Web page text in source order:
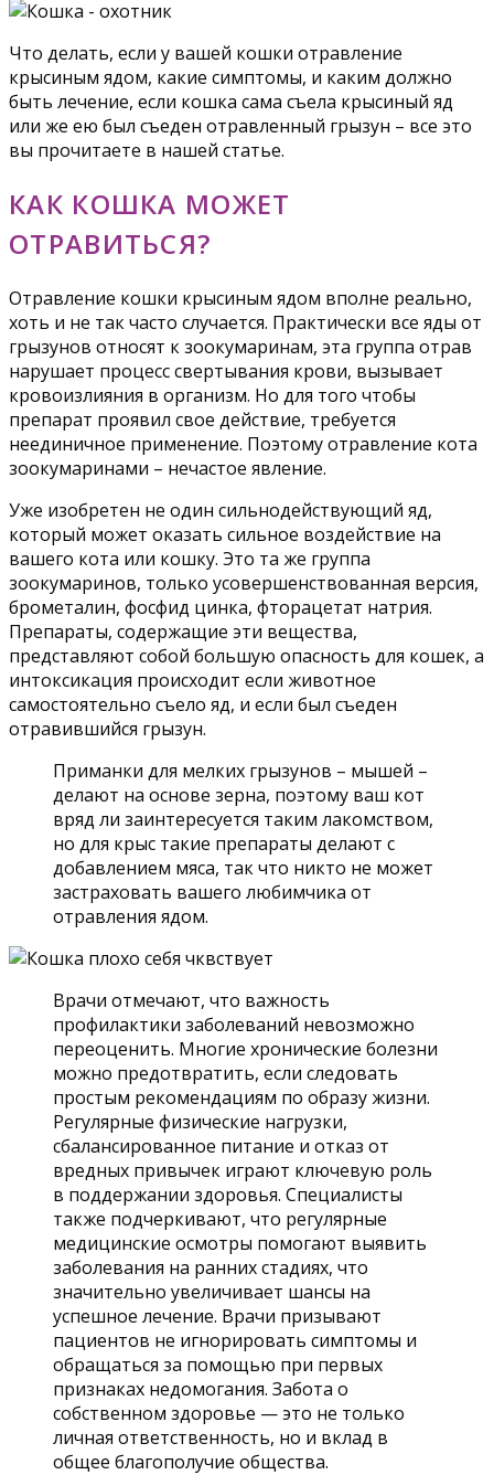
Что делать, если у вашей кошки отравление
крысиным ядом, какие симптомы, и каким должно
быть лечение, если кошка сама съела крысиный яд
или же ею был съеден отравленный грызун – все это
вы прочитаете в нашей статье.
КАК КОШКА МОЖЕТ
ОТРАВИТЬСЯ?
Отравление кошки крысиным ядом вполне реально,
хоть и не так часто случается. Практически все яды от
грызунов относят к зоокумаринам, эта группа отрав
нарушает процесс свертывания крови, вызывает
кровоизлияния в организм. Но для того чтобы
препарат проявил свое действие, требуется
неединичное применение. Поэтому отравление кота
зоокумаринами – нечастое явление.
Уже изобретен не один сильнодействующий яд,
который может оказать сильное воздействие на
вашего кота или кошку. Это та же группа
зоокумаринов, только усовершенствованная версия,
брометалин, фосфид цинка, фторацетат натрия.
Препараты, содержащие эти вещества,
представляют собой большую опасность для кошек, а
интоксикация происходит если животное
самостоятельно съело яд, и если был съеден
отравившийся грызун.
Приманки для мелких грызунов – мышей –
делают на основе зерна, поэтому ваш кот
вряд ли заинтересуется таким лакомством,
но для крыс такие препараты делают с
добавлением мяса, так что никто не может
застраховать вашего любимчика от
отравления ядом.
Врачи отмечают, что важность
профилактики заболеваний невозможно
переоценить. Многие хронические болезни
можно предотвратить, если следовать
простым рекомендациям по образу жизни.
Регулярные физические нагрузки,
сбалансированное питание и отказ от
вредных привычек играют ключевую роль
в поддержании здоровья. Специалисты
также подчеркивают, что регулярные
медицинские осмотры помогают выявить
заболевания на ранних стадиях, что
значительно увеличивает шансы на
успешное лечение. Врачи призывают
пациентов не игнорировать симптомы и
обращаться за помощью при первых
признаках недомогания. Забота о
собственном здоровье — это не только
личная ответственность, но и вклад в
общее благополучие общества.